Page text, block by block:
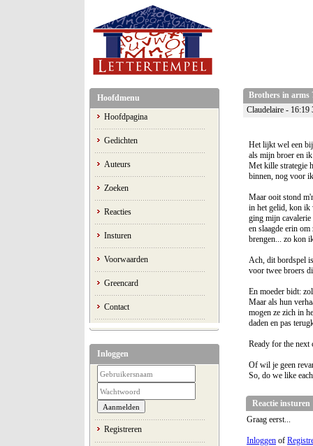
Hoofdmenu
Hoofdpagina
Gedichten
Auteurs
Zoeken
Reacties
Insturen
Voorwaarden
Greencard
Contact
Inloggen
Registreren
Brothers in arms
Claudelaire - 16:19
Het lijkt wel een
als mijn broer en
Met kille strategie
binnen, nog voor
Maar ooit stond
in het gelid, kon ik
ging mijn cavalerie
en slaagde erin
brengen... zo kon
Ach, dit bordspel
voor twee broers
En moeder bidt:
Maar als hun
mogen ze zich in
daden en pas
Ready for the next
Of wil je geen
So, do we like
Reactie insturen
Graag eerst...
Inloggen of